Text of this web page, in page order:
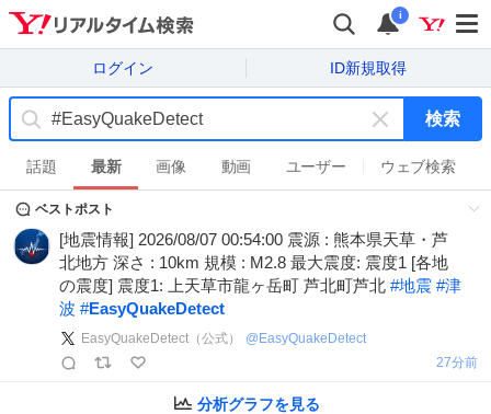
i
ログイン ID新規取得
キ
ー
ワ
ド
を
消
検索
話題 最新 画像 動画 ユーザー ウェブ検索
ベストポスト
[地震情報] 2026/08/07 00:54:00 震源 : 熊本県天草・芦
北地方 深さ : 10km 規模 : M2.8 最大震度: 震度1 [各地
の震度] 震度1: 上天草市龍ヶ岳町 芦北町芦北 #地震 #津
波 #EasyQuakeDetect
EasyQuakeDetect（公式） @ EasyQuakeDetect
27分前
分析グラフを見る